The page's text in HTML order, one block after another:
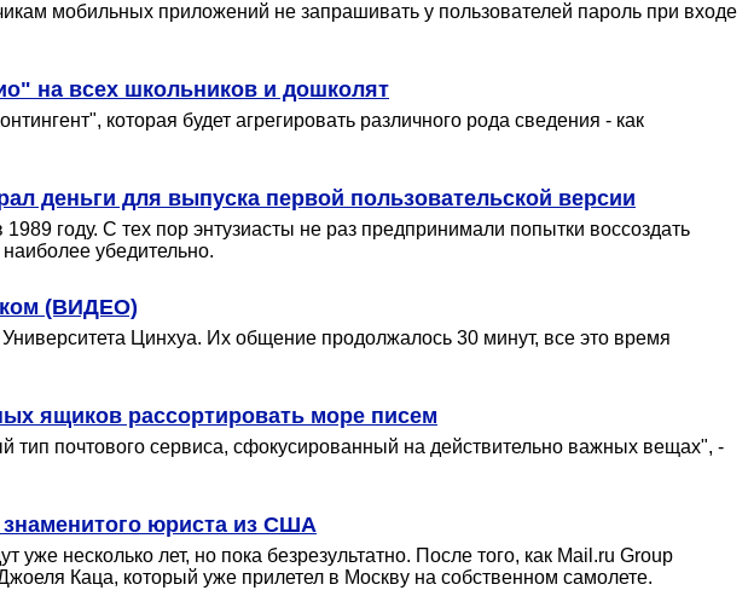
мобильных приложений не запрашивать у пользователей пароль при входе
на всех школьников и дошколят
которая будет агрегировать различного рода сведения - как
деньги для выпуска первой пользовательской версии
году. С тех пор энтузиасты не раз предпринимали попытки воссоздать
убедительно.
(ВИДЕО)
Цинхуа. Их общение продолжалось 30 минут, все это время
ящиков рассортировать море писем
почтового сервиса, сфокусированный на действительно важных вещах", -
юриста из США
несколько лет, но пока безрезультатно. После того, как Mail.ru Group
Каца, который уже прилетел в Москву на собственном самолете.